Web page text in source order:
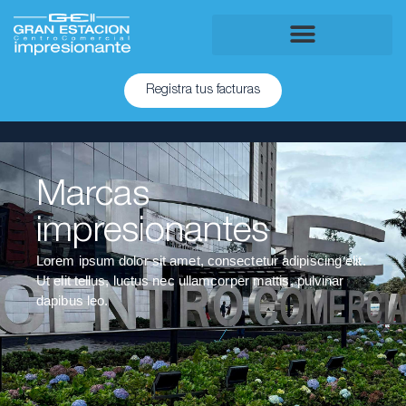
Registra tus facturas
Marcas
impresionantes
Lorem ipsum dolor sit amet, consectetur adipiscing elit.
Ut elit tellus, luctus nec ullamcorper mattis, pulvinar
dapibus leo.